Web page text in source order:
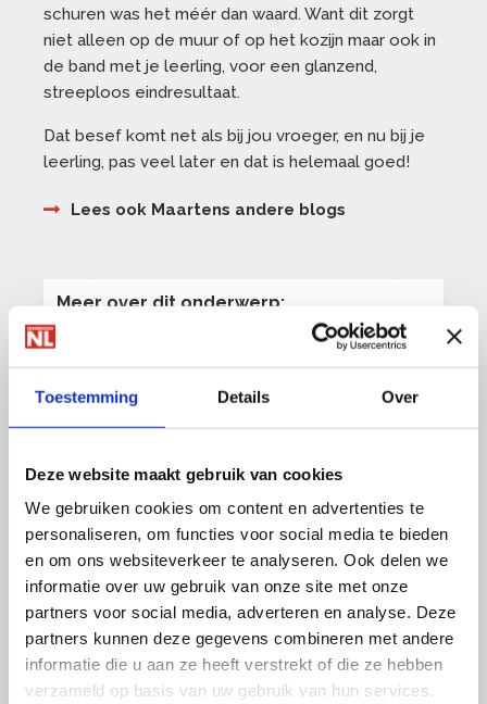
Toestemming Details Over
Deze website maakt gebruik van cookies
We gebruiken cookies om content en advertenties te
personaliseren, om functies voor social media te bieden
en om ons websiteverkeer te analyseren. Ook delen we
informatie over uw gebruik van onze site met onze
partners voor social media, adverteren en analyse. Deze
partners kunnen deze gegevens combineren met andere
informatie die u aan ze heeft verstrekt of die ze hebben
verzameld op basis van uw gebruik van hun services.
schuren was het méér dan waard. Want dit zorgt
niet alleen op de muur of op het kozijn maar ook in
de band met je leerling, voor een glanzend,
streeploos eindresultaat.
Dat besef komt net als bij jou vroeger, en nu bij je
leerling, pas veel later en dat is helemaal goed!
Lees ook Maartens andere blogs
Meer over dit onderwerp:
Begeleiding voor leermeesters
Leermeester worden
Erkend leerbedrijf worden
Naar Opleiden
Meer over loopbaanontwikkeling
Duurzame inzetbaarheid
OnderhoudNL Trainingen
Bij- en omscholen met subsidie